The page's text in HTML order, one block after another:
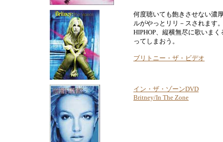
何度聴いても飽きさせない濃
ルがやっとリリ－スされます
HIPHOP、縦横無尽に歌いま
ってしまおう。
ブリトニー・ザ・ビデオ
イン・ザ・ゾーンDVD
Britney/In The Zone